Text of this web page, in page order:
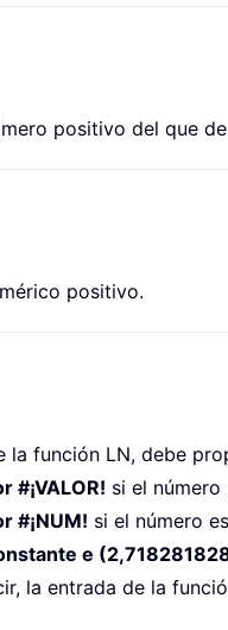
positivo del que
positivo.
la función LN, debe
#¡VALOR! si el número
#¡NUM! si el número
e
la entrada de la